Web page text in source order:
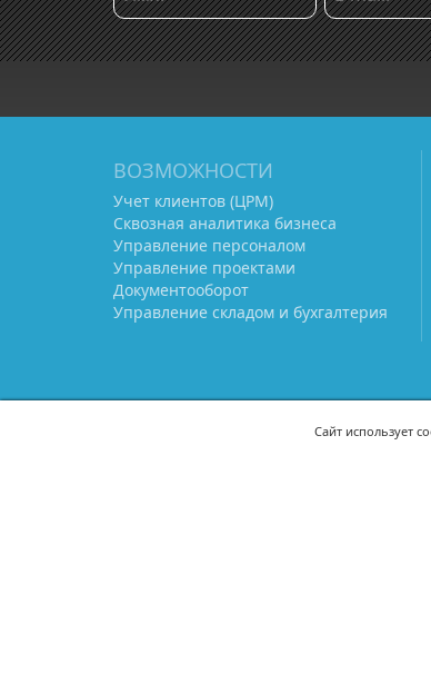
ВОЗМОЖНОСТИ
Учет клиентов (ЦРМ)
Сквозная аналитика бизнеса
Управление персоналом
Управление проектами
Документооборот
Управление складом и бухгалтерия
Сайт использует